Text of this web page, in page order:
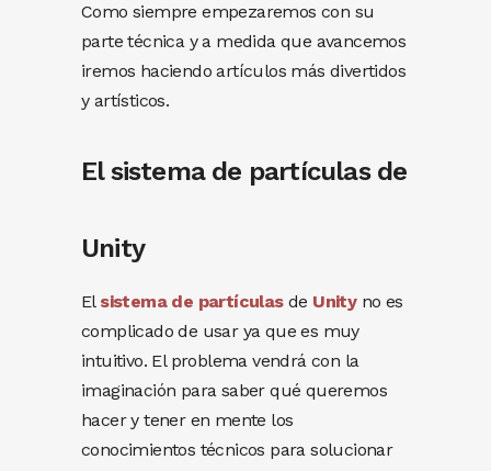
Como siempre empezaremos con su
parte técnica y a medida que avancemos
iremos haciendo artículos más divertidos
y artísticos.
El sistema de partículas de
Unity
El sistema de partículasde Unityno es
complicado de usar ya que es muy
intuitivo. El problema vendrá con la
imaginación para saber qué queremos
hacer y tener en mente los
conocimientos técnicos para solucionar